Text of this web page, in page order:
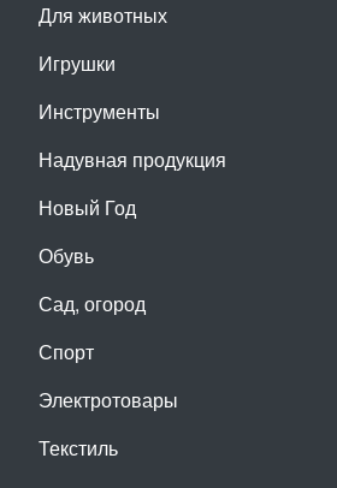
Для животных
Игрушки
Инструменты
Надувная продукция
Новый Год
Обувь
Сад, огород
Спорт
Электротовары
Текстиль